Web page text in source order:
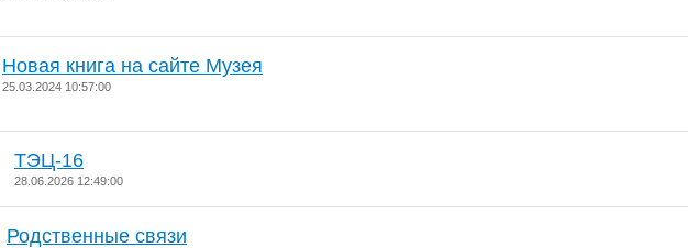
Новая книга на сайте Музея
25.03.2024 10:57:00
ТЭЦ-16
28.06.2026 12:49:00
Родственные связи